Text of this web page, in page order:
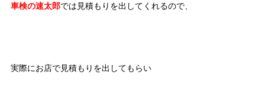
車検の速太郎では見積もりを出してくれるので、
実際にお店で見積もりを出してもらい